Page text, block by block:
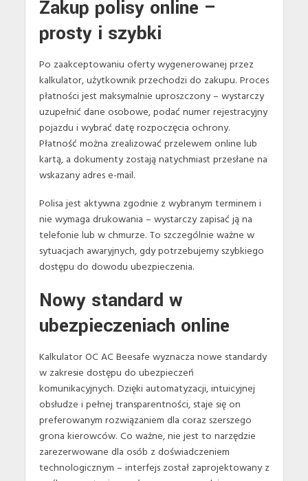
Zakup polisy online –
prosty i szybki
Po zaakceptowaniu oferty wygenerowanej przez
kalkulator, użytkownik przechodzi do zakupu. Proces
płatności jest maksymalnie uproszczony – wystarczy
uzupełnić dane osobowe, podać numer rejestracyjny
pojazdu i wybrać datę rozpoczęcia ochrony.
Płatność można zrealizować przelewem online lub
kartą, a dokumenty zostają natychmiast przesłane na
wskazany adres e-mail.
Polisa jest aktywna zgodnie z wybranym terminem i
nie wymaga drukowania – wystarczy zapisać ją na
telefonie lub w chmurze. To szczególnie ważne w
sytuacjach awaryjnych, gdy potrzebujemy szybkiego
dostępu do dowodu ubezpieczenia.
Nowy standard w
ubezpieczeniach online
Kalkulator OC AC Beesafe wyznacza nowe standardy
w zakresie dostępu do ubezpieczeń
komunikacyjnych. Dzięki automatyzacji, intuicyjnej
obsłudze i pełnej transparentności, staje się on
preferowanym rozwiązaniem dla coraz szerszego
grona kierowców. Co ważne, nie jest to narzędzie
zarezerwowane dla osób z doświadczeniem
technologicznym – interfejs został zaprojektowany z